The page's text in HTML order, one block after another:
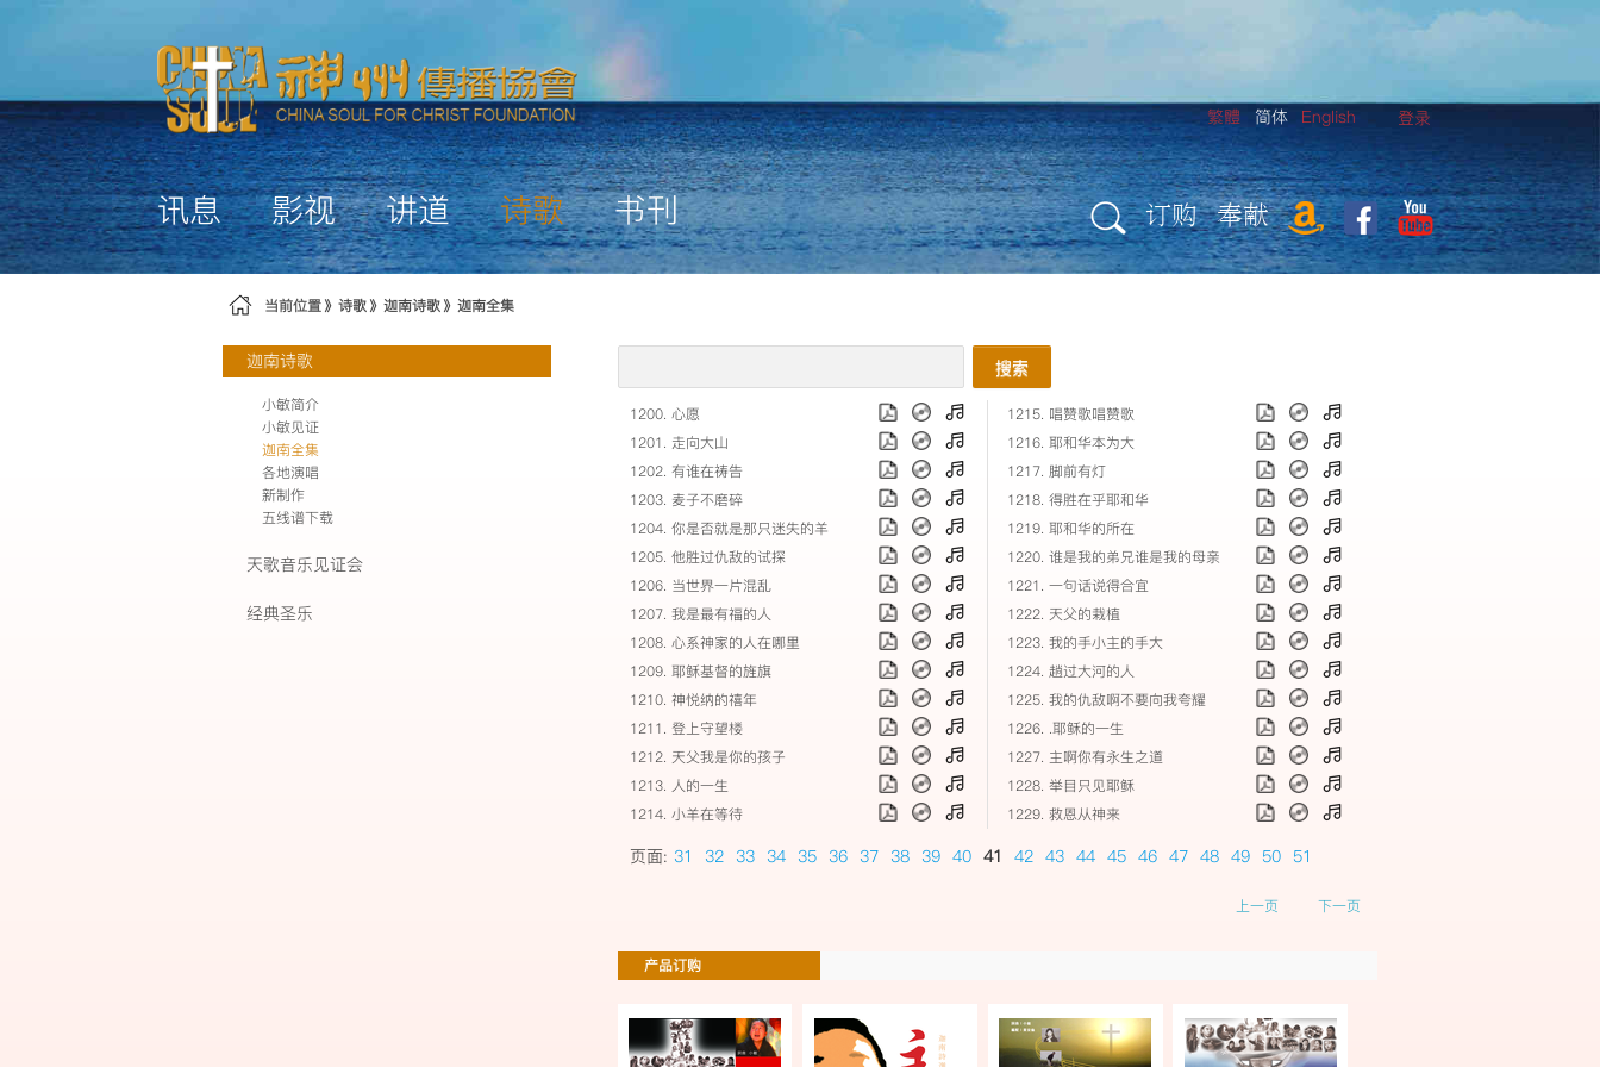
登录
繁體 简体 English
讯息 影视 讲道 诗歌 书刊 订购 奉献
当前位置 诗歌 迦南诗歌 迦南全集
迦南诗歌
小敏简介
小敏见证
迦南全集
各地演唱
新制作
五线谱下载
天歌音乐见证会
经典圣乐
搜索
1200. 心愿
1201. 走向大山
1202. 有谁在祷告
1203. 麦子不磨碎
1204. 你是否就是那只迷失的羊
1205. 他胜过仇敌的试探
1206. 当世界一片混乱
1207. 我是最有福的人
1208. 心系神家的人在哪里
1209. 耶稣基督的旌旗
1210. 神悦纳的禧年
1211. 登上守望楼
1212. 天父我是你的孩子
1213. 人的一生
1214. 小羊在等待
1215. 唱赞歌唱赞歌
1216. 耶和华本为大
1217. 脚前有灯
1218. 得胜在乎耶和华
1219. 耶和华的所在
1220. 谁是我的弟兄谁是我的母亲
1221. 一句话说得合宜
1222. 天父的栽植
1223. 我的手小主的手大
1224. 趟过大河的人
1225. 我的仇敌啊不要向我夸耀
1226. .耶稣的一生
1227. 主啊你有永生之道
1228. 举目只见耶稣
1229. 救恩从神来
页面: 31 32 33 34 35 36 37 38 39 40 41 42 43 44 45 46 47 48 49 50 51
上一页 下一页
产品订购